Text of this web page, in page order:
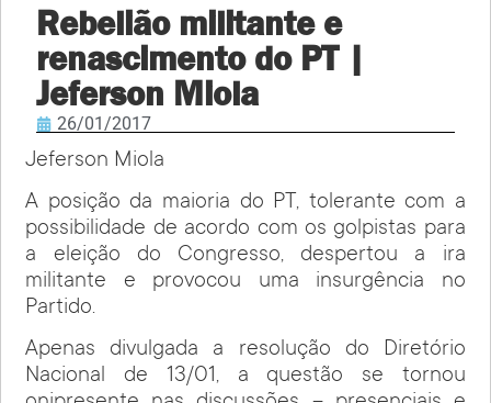
Rebelião militante e
renascimento do PT |
Jeferson Miola
26/01/2017
Jeferson Miola
A posição da maioria do PT, tolerante com a
possibilidade de acordo com os golpistas para
a eleição do Congresso, despertou a ira
militante e provocou uma insurgência no
Partido.
Apenas divulgada a resolução do Diretório
Nacional de 13/01, a questão se tornou